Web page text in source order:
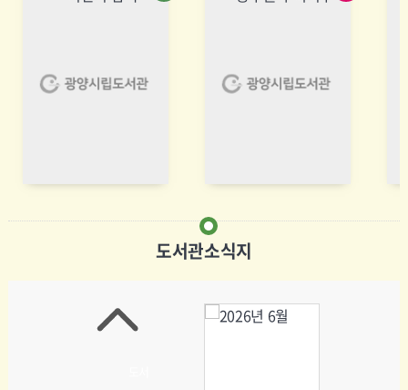
도서관소식지
2026년 7월